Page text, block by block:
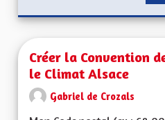
Créer la Convention
le Climat Alsace
Gabriel de Crozals